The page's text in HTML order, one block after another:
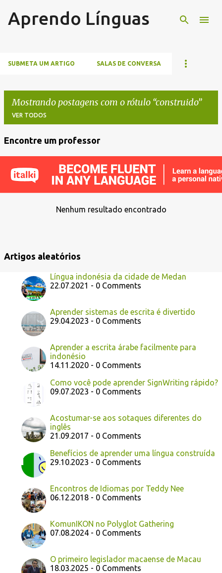
Pular para o conteúdo principal
Aprendo Línguas
SUBMETA UM ARTIGO SALAS DE CONVERSA
Mostrando postagens com o rótulo construido
VER TODOS
t
s
Encontre um professor
Nenhum resultado encontrado
Artigos aleatórios
Língua indonésia da cidade de Medan
22.07.2021 - 0 Comments
Aprender sistemas de escrita é divertido
29.04.2023 - 0 Comments
Aprender a escrita árabe facilmente para
indonésio
14.11.2020 - 0 Comments
Como você pode aprender SignWriting rápido?
09.07.2023 - 0 Comments
Acostumar-se aos sotaques diferentes do
inglês
21.09.2017 - 0 Comments
Benefícios de aprender uma língua construída
29.10.2023 - 0 Comments
Encontros de Idiomas por Teddy Nee
06.12.2018 - 0 Comments
KomunIKON no Polyglot Gathering
07.08.2024 - 0 Comments
O primeiro legislador macaense de Macau
18.03.2025 - 0 Comments